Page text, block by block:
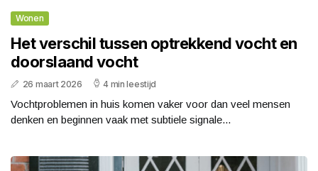
Wonen
Het verschil tussen optrekkend vocht en
doorslaand vocht
26 maart 2026 4 min leestijd
Vochtproblemen in huis komen vaker voor dan veel mensen
denken en beginnen vaak met subtiele signale...